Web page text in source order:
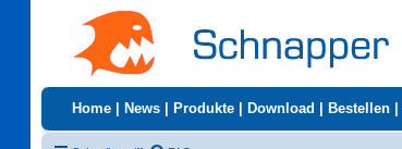
Home News Produkte Download Bestellen